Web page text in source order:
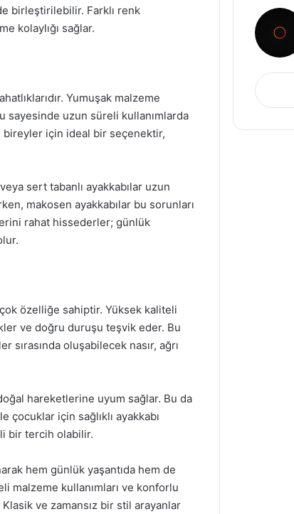
birleştirilebilir. Farklı renk
kolaylığı sağlar.
Yumuşak malzeme
sayesinde uzun süreli kullanımlarda
bireyler için ideal bir seçenektir,
sert tabanlı ayakkabılar uzun
makosen ayakkabılar bu sorunları
rahat hissederler; günlük
özelliğe sahiptir. Yüksek kaliteli
ve doğru duruşu teşvik eder. Bu
oluşabilecek nasır, ağrı
hareketlerine uyum sağlar. Bu da
için sağlıklı ayakkabı
bir tercih olabilir.
hem günlük yaşantıda hem de
malzeme kullanımları ve konforlu
ve zamansız bir stil arayanlar